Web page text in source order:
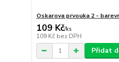
Oskarova prvouka 2 -
109 Kč/ks
109 Kč bez DPH
Přidat